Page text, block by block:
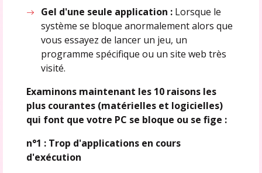
Gel d'une seule application : Lorsque le
système se bloque anormalement alors que
vous essayez de lancer un jeu, un
programme spécifique ou un site web très
visité.
Examinons maintenant les 10 raisons les
plus courantes (matérielles et logicielles)
qui font que votre PC se bloque ou se fige :
n°1 : Trop d'applications en cours
d'exécution